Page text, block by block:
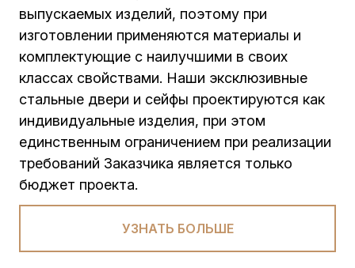
выпускаемых изделий, поэтому при
изготовлении применяются материалы и
комплектующие с наилучшими в своих
классах свойствами. Наши эксклюзивные
стальные двери и сейфы проектируются как
индивидуальные изделия, при этом
единственным ограничением при реализации
требований Заказчика является только
бюджет проекта.
УЗНАТЬ БОЛЬШЕ